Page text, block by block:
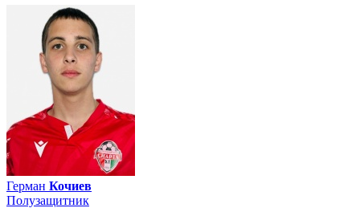
Герман Кочиев
Полузащитник